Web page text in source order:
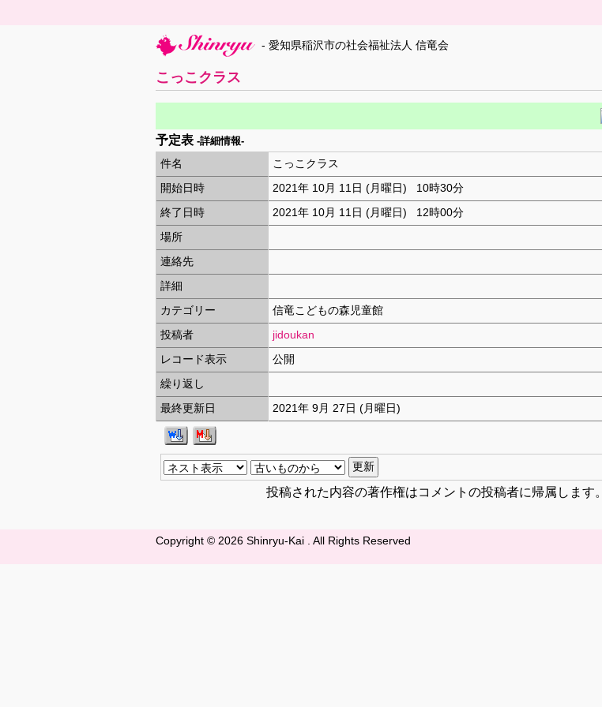
- 愛知県稲沢市の社会福祉法人 信竜会
こっこクラス
予定表 -詳細情報-
件名
こっこクラス
開始日時 2021年 10月 11日 (月曜日) 10時30分
終了日時 2021年 10月 11日 (月曜日) 12時00分
場所
連絡先
詳細
カテゴリー 信竜こどもの森児童館
投稿者 jidoukan
レコード表示 公開
繰り返し
最終更新日 2021年 9月 27日 (月曜日)
投稿された内容の著作権はコメントの投稿者に帰属します。
Copyright © 2026 Shinryu-Kai . All Rights Reserved